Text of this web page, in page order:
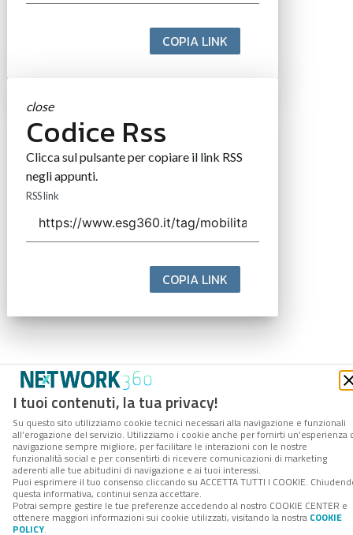
I tuoi contenuti, la tua privacy!
Su questo sito utilizziamo cookie tecnici necessari alla navigazione e funzionali
all’erogazione del servizio. Utilizziamo i cookie anche per fornirti un’esperienza
navigazione sempre migliore, per facilitare le interazioni con le nostre
funzionalità social e per consentirti di ricevere comunicazioni di marketing
aderenti alle tue abitudini di navigazione e ai tuoi interessi.
Puoi esprimere il tuo consenso cliccando su ACCETTA TUTTI I COOKIE.
questa informativa, continui senza accettare.
Potrai sempre gestire le tue preferenze accedendo al nostro COOKIE CENTER e
ottenere maggiori informazioni sui cookie utilizzati, visitando la nostra COOKIE
POLICY.
COPIA LINK
close
Codice Rss
Clicca sul pulsante per copiare il link RSS
negli appunti.
RSS link
COPIA LINK